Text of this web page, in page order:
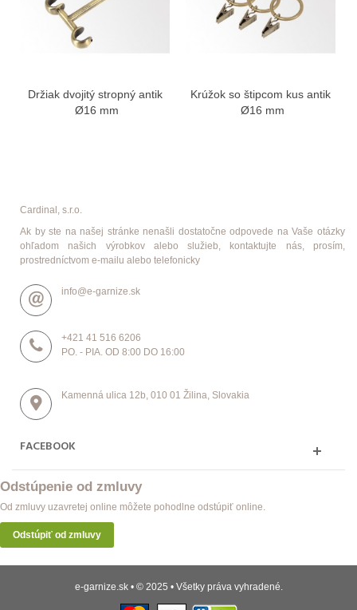
Držiak dvojitý stropný antik
Ø16 mm
Krúžok so štipcom kus antik
Ø16 mm
Cardinal, s.r.o.
Ak by ste na našej stránke nenašli dostatočne odpovede na Vaše otázky
ohľadom našich výrobkov alebo služieb, kontaktujte nás, prosím,
prostredníctvom e-mailu alebo telefonicky
info@e-garnize.sk
+421 41 516 6206
PO. - PIA. OD 8:00 DO 16:00
Kamenná ulica 12b, 010 01 Žilina, Slovakia
FACEBOOK
Odstúpenie od zmluvy
Od zmluvy uzavretej online môžete pohodlne odstúpiť online.
Odstúpiť od zmluvy
e-garnize.sk • © 2025 • Všetky práva vyhradené.